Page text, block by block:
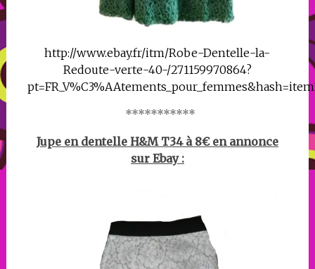
http://www.ebay.fr/itm/Robe-Dentelle-la-
Redoute-verte-40-/271159970864?
***********
Jupe en dentelle H&M T34 à 8€ en annonce
sur Ebay :